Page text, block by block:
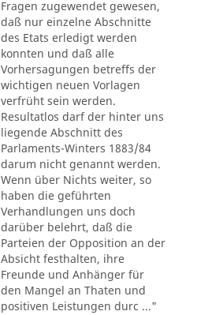
Fragen zugewendet gewesen,
daß nur einzelne Abschnitte
des Etats erledigt werden
konnten und daß alle
Vorhersagungen betreffs der
wichtigen neuen Vorlagen
verfrüht sein werden.
Resultatlos darf der hinter uns
liegende Abschnitt des
Parlaments-Winters 1883/84
darum nicht genannt werden.
Wenn über Nichts weiter, so
haben die geführten
Verhandlungen uns doch
darüber belehrt, daß die
Parteien der Opposition an der
Absicht festhalten, ihre
Freunde und Anhänger für
den Mangel an Thaten und
positiven Leistungen durc ..."